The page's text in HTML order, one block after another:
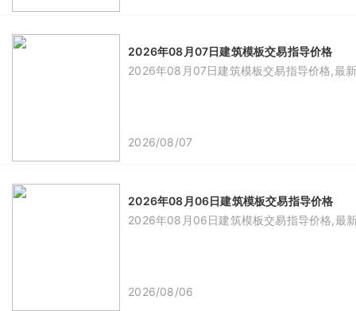
2026年08月07日建筑模板交易指导价格
2026年08月07日建筑模板交易指导价格,最
2026/08/07
2026年08月06日建筑模板交易指导价格
2026年08月06日建筑模板交易指导价格,最
2026/08/06